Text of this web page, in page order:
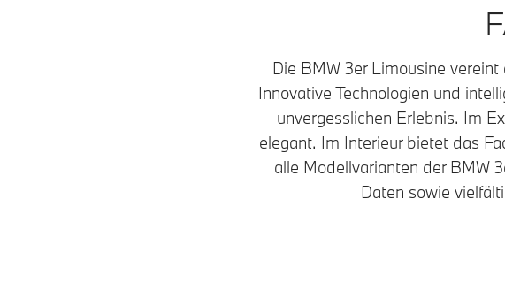
Die BMW 3er Limousine
Innovative Technologien und
unvergesslichen Erlebnis. Im
elegant. Im Interieur bietet das
alle Modellvarianten der BMW
Daten sowie